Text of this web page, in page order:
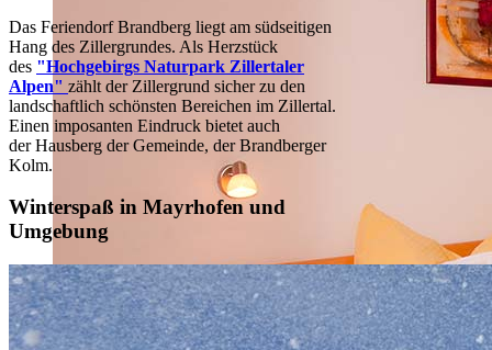
Das Feriendorf Brandberg liegt am südseitigen
Hang des Zillergrundes. Als Herzstück
des "Hochgebirgs Naturpark Zillertaler
Alpen" zählt der Zillergrund sicher zu den
landschaftlich schönsten Bereichen im Zillertal.
Einen imposanten Eindruck bietet auch
der Hausberg der Gemeinde, der Brandberger
Kolm.
Winterspaß in Mayrhofen und
Umgebung